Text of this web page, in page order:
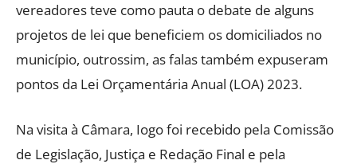
vereadores teve como pauta o debate de alguns
projetos de lei que beneficiem os domiciliados no
município, outrossim, as falas também expuseram
pontos da Lei Orçamentária Anual (LOA) 2023.
Na visita à Câmara, Iogo foi recebido pela Comissão
de Legislação, Justiça e Redação Final e pela